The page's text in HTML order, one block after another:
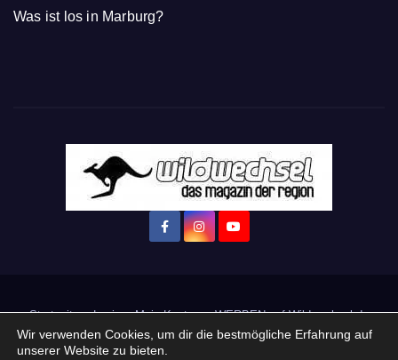
Was ist los in Marburg?
Startseite Login Mein Konto · WERBEN auf Wildwechsel.de
+ Neue Veranstaltung eintragen:
Wir verwenden Cookies, um dir die bestmögliche Erfahrung auf
unserer Website zu bieten.